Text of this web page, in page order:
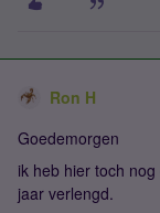
Ron H
Goedemorgen
ik heb hier toch
jaar verlengd.